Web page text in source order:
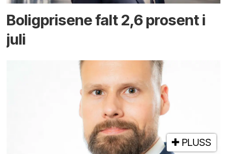
Boligprisene falt 2,6 prosent i
juli
PLUSS